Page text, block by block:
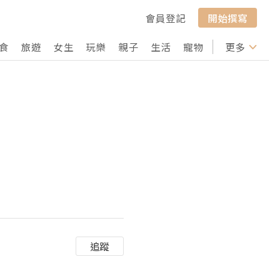
會員登記
開始撰寫
旅遊 女生 玩樂 親子 生活 寵物 行山 打卡
更多
追蹤